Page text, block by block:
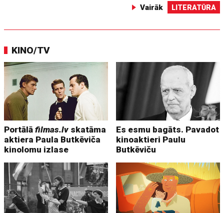
Vairāk LITERATŪRA
KINO/TV
Portālāfilmas.lv skatāma
aktiera Paula Butkēviča
kinolomu izlase
Es esmu bagāts. Pavadot
kinoaktieri Paulu
Butkēviču